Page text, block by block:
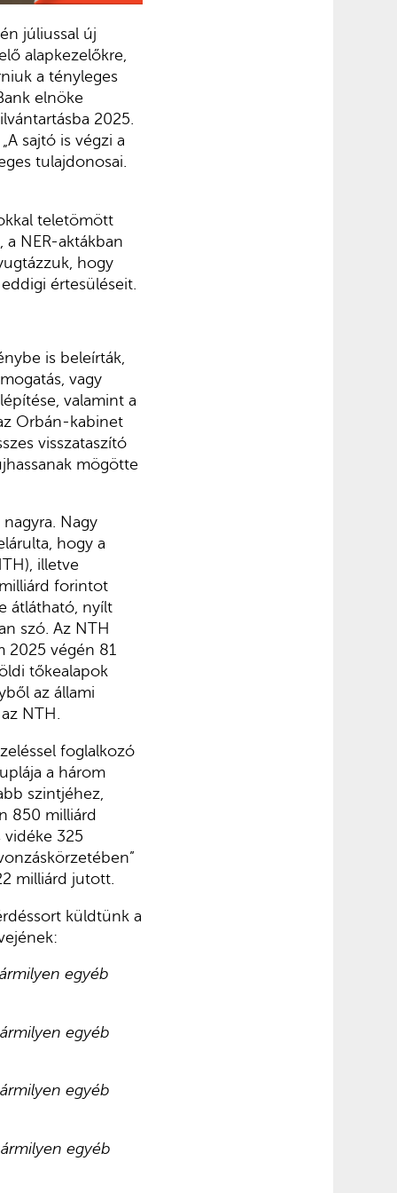
júliussal új
alapkezelőkre,
a tényleges
elnöke
2025.
sajtó is végzi a
tulajdonosai.
teletömött
NER-aktákban
hogy
értesüléseit.
is beleírták,
vagy
valamint a
Orbán-kabinet
visszataszító
mögötte
Nagy
hogy a
illetve
forintot
átlátható, nyílt
szó. Az NTH
2025 végén 81
tőkealapok
az állami
NTH.
foglalkozó
a három
szintjéhez,
850 milliárd
325
milliárd jutott.
küldtünk a
egyéb
egyéb
egyéb
egyéb